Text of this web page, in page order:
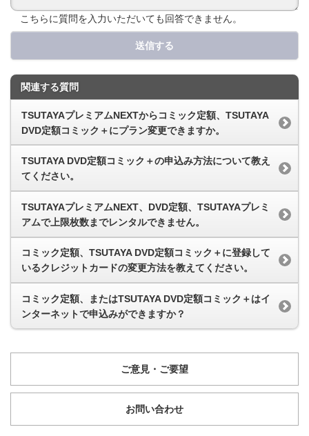
こちらに質問を入力いただいても回答できません。
送信する
関連する質問
TSUTAYAプレミアムNEXTからコミック定額、TSUTAYA
DVD定額コミック＋にプラン変更できますか。
TSUTAYA DVD定額コミック＋の申込み方法について教え
てください。
TSUTAYAプレミアムNEXT、DVD定額、TSUTAYAプレミ
アムで上限枚数までレンタルできません。
コミック定額、TSUTAYA DVD定額コミック＋に登録して
いるクレジットカードの変更方法を教えてください。
コミック定額、またはTSUTAYA DVD定額コミック＋はイ
ンターネットで申込みができますか？
ご意見・ご要望
お問い合わせ